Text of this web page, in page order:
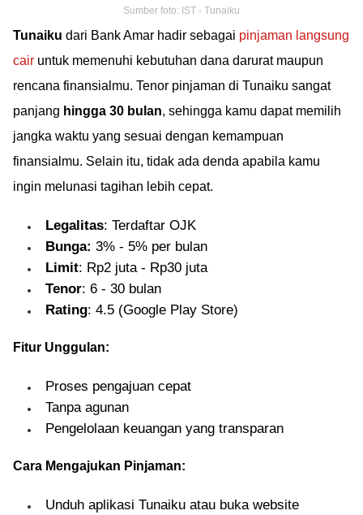
Sumber foto: IST - Tunaiku
Tunaiku dari Bank Amar hadir sebagai pinjaman langsung
cair untuk memenuhi kebutuhan dana darurat maupun
rencana finansialmu. Tenor pinjaman di Tunaiku sangat
panjang hingga 30 bulan, sehingga kamu dapat memilih
jangka waktu yang sesuai dengan kemampuan
finansialmu. Selain itu, tidak ada denda apabila kamu
ingin melunasi tagihan lebih cepat.
Legalitas: Terdaftar OJK
Bunga: 3% - 5% per bulan
Limit: Rp2 juta - Rp30 juta
Tenor: 6 - 30 bulan
Rating: 4.5 (Google Play Store)
Fitur Unggulan:
Proses pengajuan cepat
Tanpa agunan
Pengelolaan keuangan yang transparan
Cara Mengajukan Pinjaman:
Unduh aplikasi Tunaiku atau buka website